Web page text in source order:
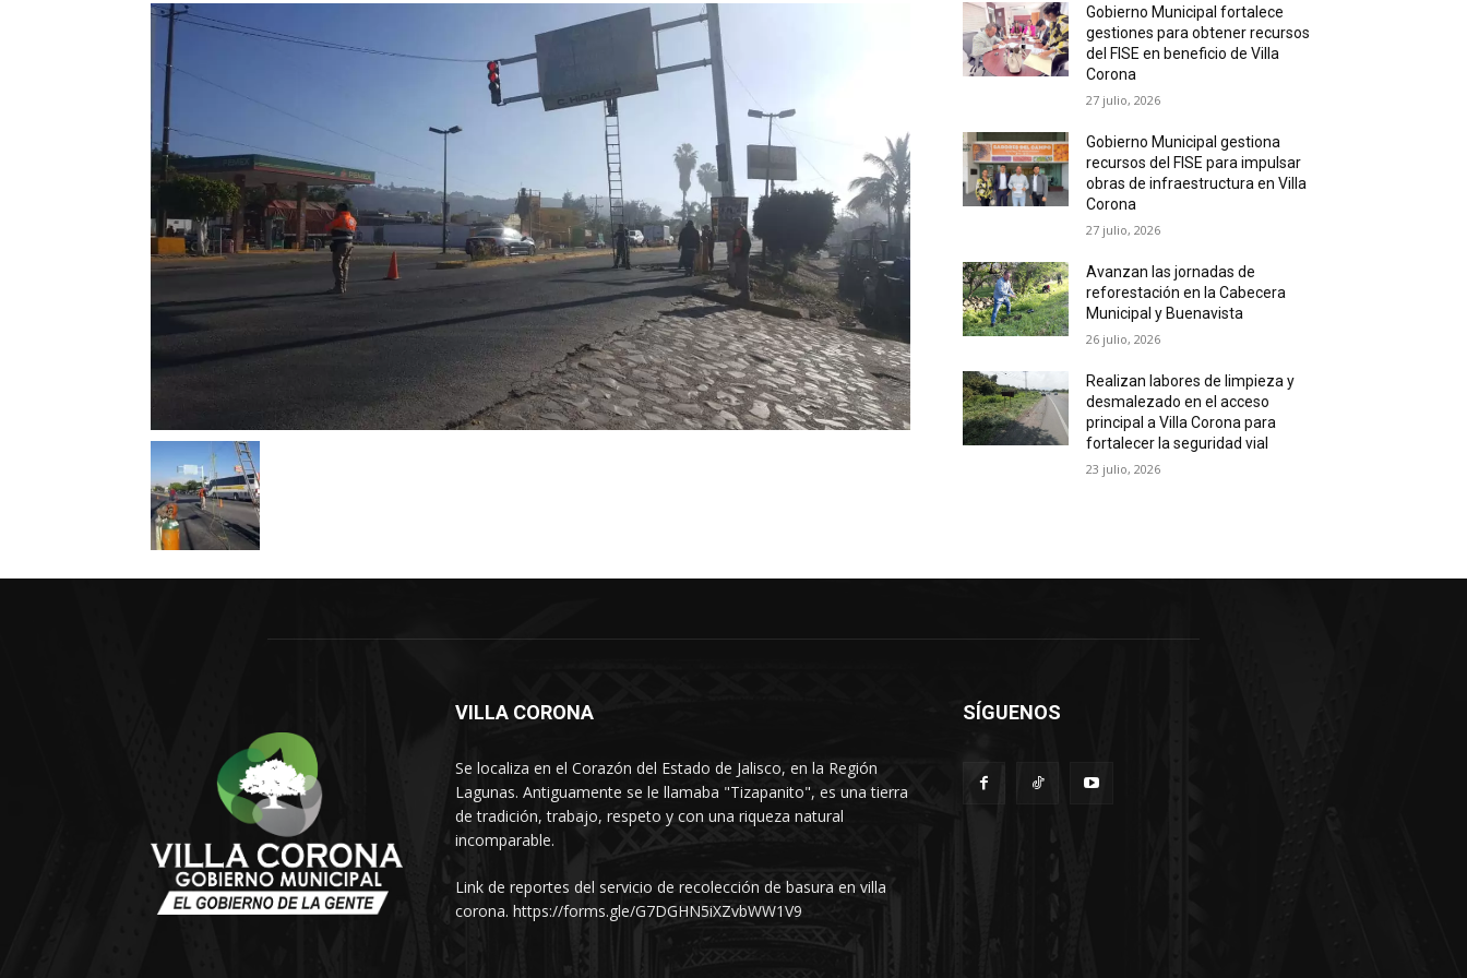
Gobierno Municipal fortalece
gestiones para obtener recursos
del FISE en beneficio de Villa
Corona
27 julio, 2026
Gobierno Municipal gestiona
recursos del FISE para impulsar
obras de infraestructura en Villa
Corona
27 julio, 2026
Avanzan las jornadas de
reforestación en la Cabecera
Municipal y Buenavista
26 julio, 2026
Realizan labores de limpieza y
desmalezado en el acceso
principal a Villa Corona para
fortalecer la seguridad vial
23 julio, 2026
VILLA CORONA
Se localiza en el Corazón del Estado de Jalisco, en la Región
Lagunas. Antiguamente se le llamaba "Tizapanito", es una tierra
de tradición, trabajo, respeto y con una riqueza natural
incomparable.
Link de reportes del servicio de recolección de basura en villa
corona. https://forms.gle/G7DGHN5iXZvbWW1V9
SÍGUENOS